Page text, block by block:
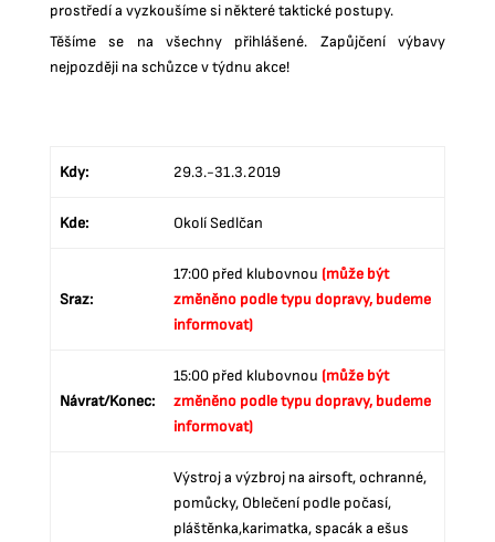
prostředí a vyzkoušíme si některé taktické postupy.
Těšíme se na všechny přihlášené. Zapůjčení výbavy
nejpozději na schůzce v týdnu akce!
Kdy: 29.3.-31.3.2019
Kde: Okolí Sedlčan
Sraz:
17:00 před klubovnou (může být
změněno podle typu dopravy, budeme
informovat)
Návrat/Konec:
15:00 před klubovnou (může být
změněno podle typu dopravy, budeme
informovat)
Výstroj a výzbroj na airsoft, ochranné,
pomůcky, Oblečení podle počasí,
pláštěnka,karimatka, spacák a ešus